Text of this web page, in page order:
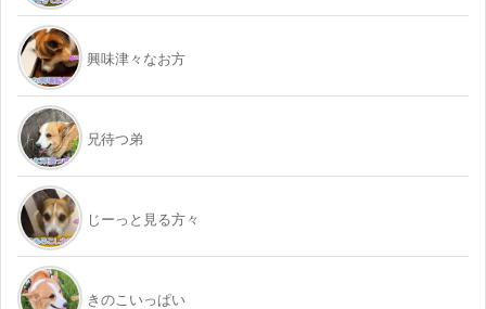
興味津々なお方
兄待つ弟
じーっと見る方々
きのこいっぱい